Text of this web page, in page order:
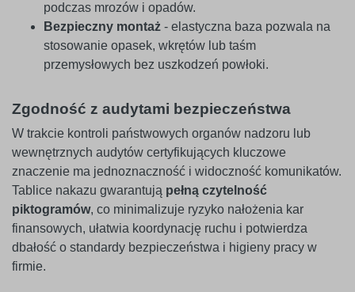
podczas mrozów i opadów.
Bezpieczny montaż - elastyczna baza pozwala na
stosowanie opasek, wkrętów lub taśm
przemysłowych bez uszkodzeń powłoki.
Zgodność z audytami bezpieczeństwa
W trakcie kontroli państwowych organów nadzoru lub
wewnętrznych audytów certyfikujących kluczowe
znaczenie ma jednoznaczność i widoczność komunikatów.
Tablice nakazu gwarantują pełną czytelność
piktogramów, co minimalizuje ryzyko nałożenia kar
finansowych, ułatwia koordynację ruchu i potwierdza
dbałość o standardy bezpieczeństwa i higieny pracy w
firmie.